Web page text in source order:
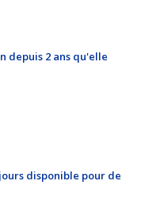
depuis 2 ans qu'elle
disponible pour de